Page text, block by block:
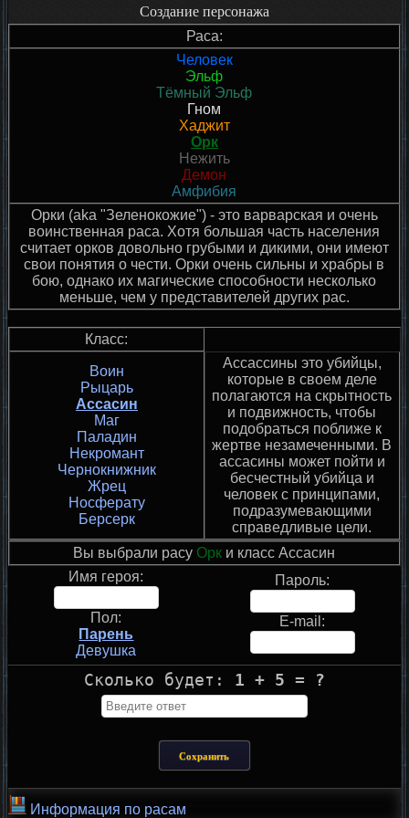
Создание персонажа
Раса:
Человек
Эльф
Тёмный Эльф
Гном
Хаджит
Орк
Нежить
Демон
Амфибия
Орки (aka "Зеленокожие") - это варварская и очень
воинственная раса. Хотя большая часть населения
считает орков довольно грубыми и дикими, они имеют
свои понятия о чести. Орки очень сильны и храбры в
бою, однако их магические способности несколько
меньше, чем у представителей других рас.
Класс:
Воин
Рыцарь
Ассасин
Маг
Паладин
Некромант
Чернокнижник
Жрец
Носферату
Берсерк
Ассассины это убийцы,
которые в своем деле
полагаются на скрытность
и подвижность, чтобы
подобраться поближе к
жертве незамеченными. В
ассасины может пойти и
бесчестный убийца и
человек с принципами,
подразумевающими
справедливые цели.
Вы выбрали расу Орк и класс Ассасин
Имя героя:
Пол:
Парень
Девушка
Пароль:
E-mail:
Сколько будет: 1 + 5 = ?
Информация по расам